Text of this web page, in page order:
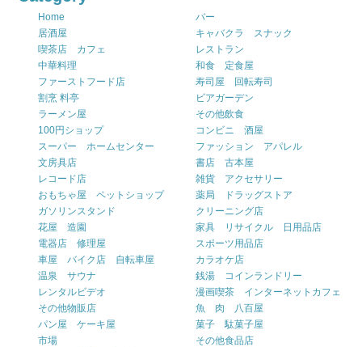
Home
バー
居酒屋
キャバクラ スナック
喫茶店 カフェ
レストラン
中華料理
和食 定食屋
ファーストフード店
寿司屋 回転寿司
割烹 料亭
ビアガーデン
ラーメン屋
その他飲食
100円ショップ
コンビニ 酒屋
スーパー ホームセンター
ファッション アパレル
文房具店
書店 古本屋
レコード店
雑貨 アクセサリー
おもちゃ屋 ペットショップ
薬局 ドラッグストア
ガソリンスタンド
クリーニング店
花屋 造園
家具 リサイクル 日用品店
電器店 修理屋
スポーツ用品店
車屋 バイク店 自転車屋
カラオケ店
温泉 サウナ
銭湯 コインランドリー
レンタルビデオ
漫画喫茶 インターネットカフェ
その他物販店
魚 肉 八百屋
パン屋 ケーキ屋
菓子 駄菓子屋
市場
その他食品店